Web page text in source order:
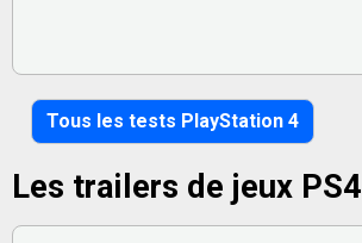
Tous les tests PlayStation 4
Les trailers de jeux PS4